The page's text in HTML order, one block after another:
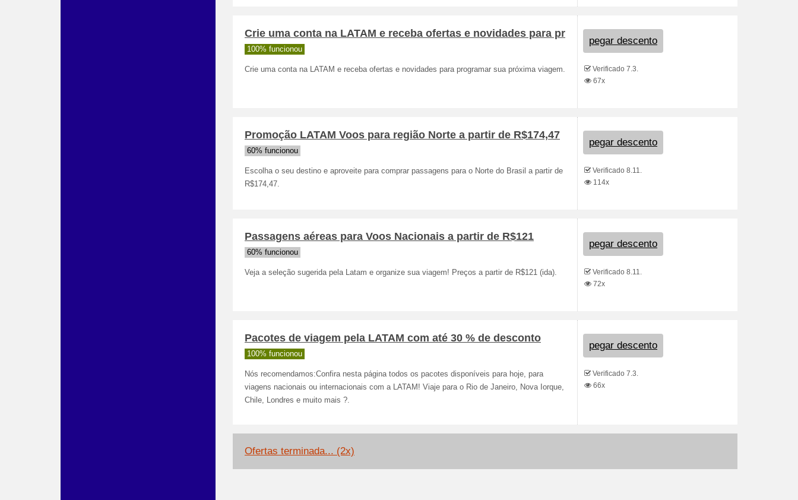
Crie uma conta na LATAM e receba ofertas e novidades para pr
100% funcionou
Crie uma conta na LATAM e receba ofertas e novidades para programar sua próxima viagem.
pegar descento
Verificado 7.3.
67x
Promoção LATAM Voos para região Norte a partir de R$174,47
60% funcionou
Escolha o seu destino e aproveite para comprar passagens para o Norte do Brasil a partir de
R$174,47.
pegar descento
Verificado 8.11.
114x
Passagens aéreas para Voos Nacionais a partir de R$121
60% funcionou
Veja a seleção sugerida pela Latam e organize sua viagem! Preços a partir de R$121 (ida).
pegar descento
Verificado 8.11.
72x
Pacotes de viagem pela LATAM com até 30 % de desconto
100% funcionou
Nós recomendamos:Confira nesta página todos os pacotes disponíveis para hoje, para
viagens nacionais ou internacionais com a LATAM! Viaje para o Rio de Janeiro, Nova Iorque,
Chile, Londres e muito mais ?.
pegar descento
Verificado 7.3.
66x
Ofertas terminada... (2x)